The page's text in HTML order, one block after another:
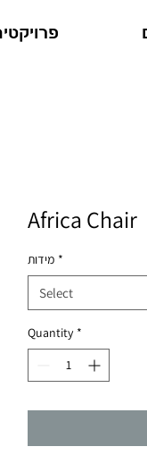
Africa Chair
מידות *
Select
Quantity *